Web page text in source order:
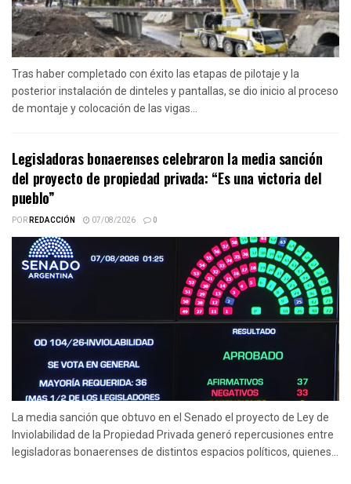
Tras haber completado con éxito las etapas de pilotaje y la
posterior instalación de dinteles y pantallas, se dio inicio al proceso
de montaje y colocación de las vigas...
Legisladoras bonaerenses celebraron la media sanción
del proyecto de propiedad privada: “Es una victoria del
pueblo”
PORREDACCIÓN 07/08/2026 0
La media sanción que obtuvo en el Senado el proyecto de Ley de
Inviolabilidad de la Propiedad Privada generó repercusiones entre
legisladoras bonaerenses de distintos espacios políticos, quienes...